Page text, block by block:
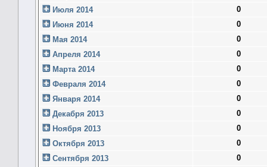
Июля 2014
0
Июня 2014
0
Мая 2014
0
Апреля 2014
0
Марта 2014
0
Февраля 2014
0
Января 2014
0
Декабря 2013
0
Ноября 2013
0
Октября 2013
0
Сентября 2013
0